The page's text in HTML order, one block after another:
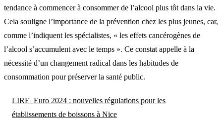
tendance à commencer à consommer de l’alcool plus tôt dans la vie.
Cela souligne l’importance de la prévention chez les plus jeunes, car,
comme l’indiquent les spécialistes, « les effets cancérogènes de
l’alcool s’accumulent avec le temps ». Ce constat appelle à la
nécessité d’un changement radical dans les habitudes de
consommation pour préserver la santé public.
LIRE Euro 2024 : nouvelles régulations pour les
établissements de boissons à Nice